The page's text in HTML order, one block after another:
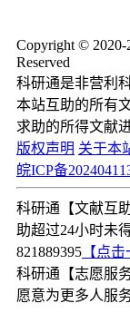
Copyright ©
Reserved
科研通是非营利
本站互助的所有
求助的所得文献
版权声明 关于本
皖ICP备
科研通【文献互
助超过24小时未
821889395 【点
科研通【志愿服
愿意为更多人服